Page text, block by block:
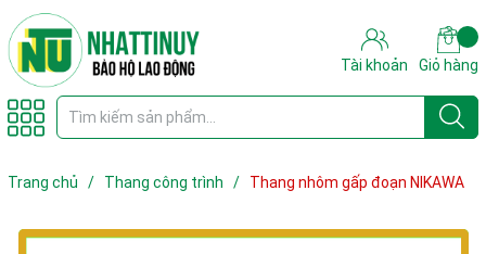
Tài khoản Giỏ hàng
Trang chủ / Thang công trình /
Thang nhôm gấp đoạn NIKAWA